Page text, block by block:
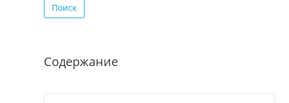
строку
для
Поиск
Содержание